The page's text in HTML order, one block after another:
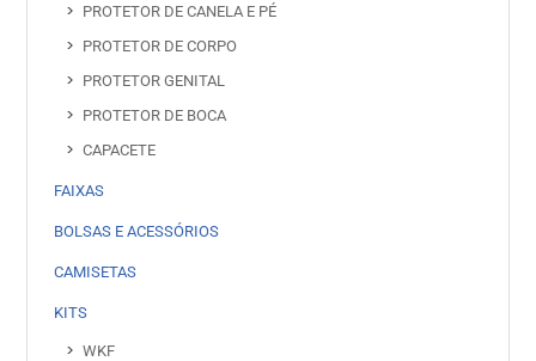
PROTETOR DE CANELA E PÉ
PROTETOR DE CORPO
PROTETOR GENITAL
PROTETOR DE BOCA
CAPACETE
FAIXAS
BOLSAS E ACESSÓRIOS
CAMISETAS
KITS
WKF